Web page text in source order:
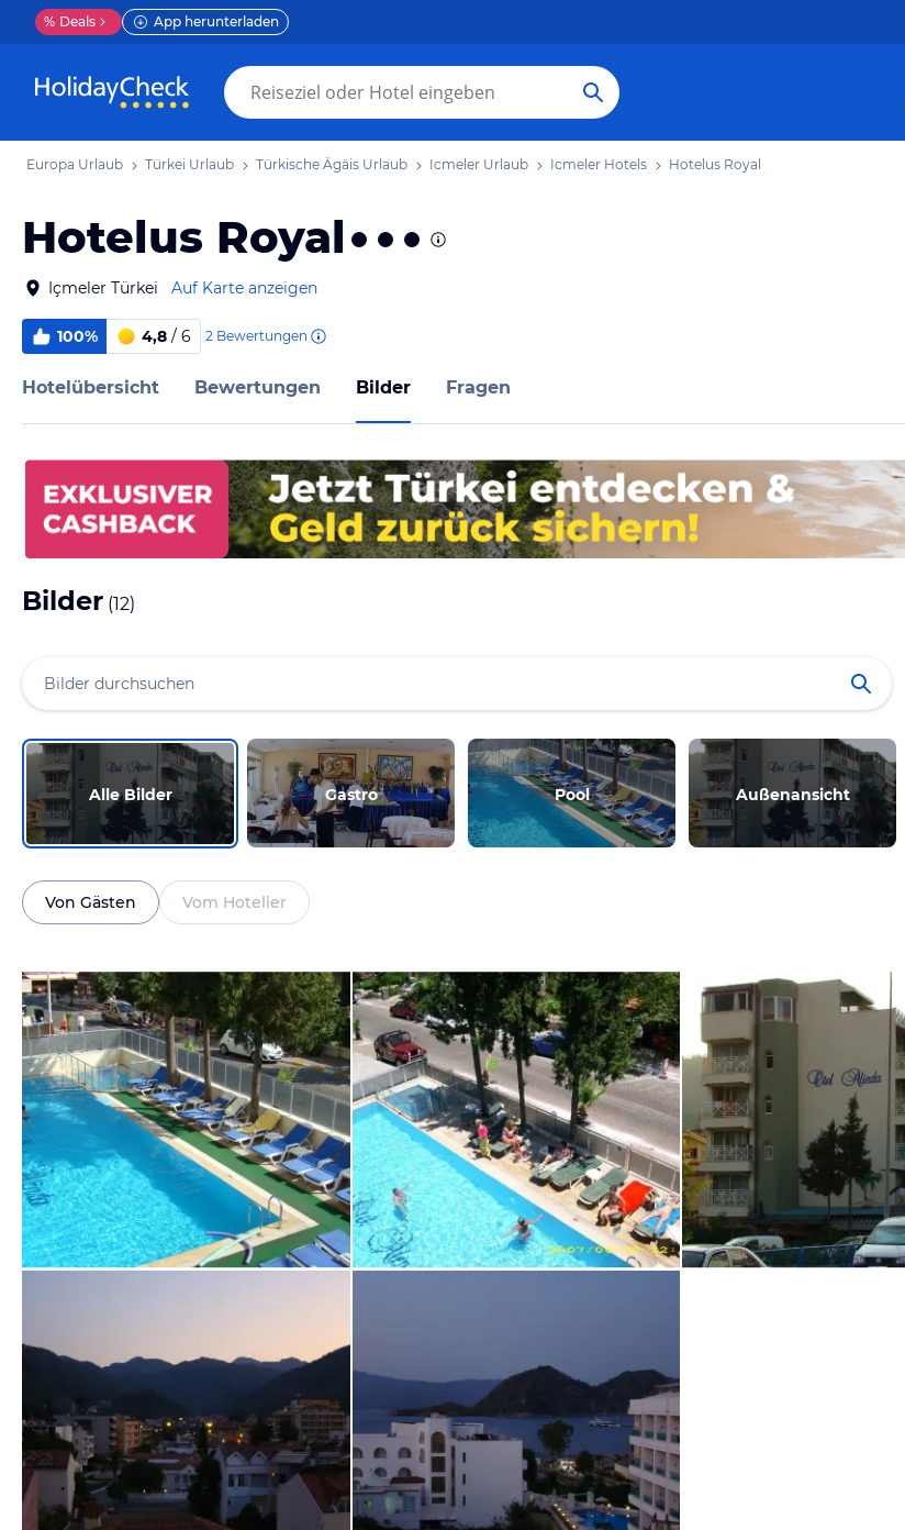
% Deals App herunterladen
Europa Urlaub Türkei Urlaub Türkische Ägäis Urlaub Icmeler Urlaub Icmeler Hotels Hotelus Royal
Hotelus Royal
Içmeler Türkei Auf Karte anzeigen
100% 4,8 / 6 2 Bewertungen
Hotelübersicht Bewertungen Bilder Fragen
Bilder (12)
Alle Bilder Gastro Pool Außenansicht
Von Gästen Vom Hotelier